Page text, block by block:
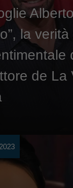
Alberto
la
de La